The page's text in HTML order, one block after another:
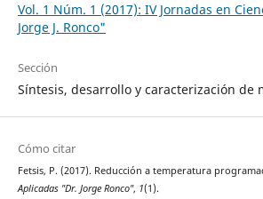
Vol. 1 Núm. 1 (2017): IV Jornadas en
Jorge J. Ronco"
Sección
Síntesis, desarrollo y caracterización de
Cómo citar
Fetsis, P. (2017). Reducción a temperatura
Aplicadas "Dr. Jorge Ronco", 1(1).